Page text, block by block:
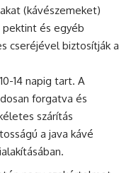
(kávészemeket)
pektint és egyéb
cseréjével biztosítják a
14 napig tart. A
forgatva és
szárítás
a java kávé